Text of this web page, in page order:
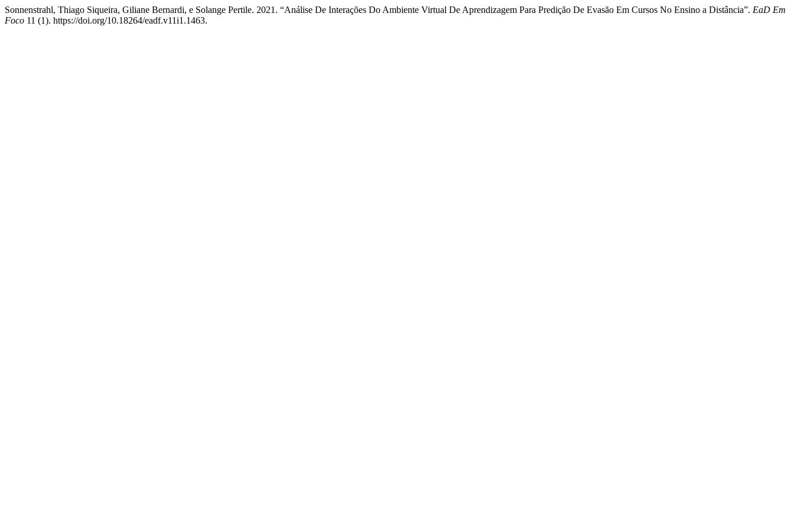
Sonnenstrahl, Thiago Siqueira, Giliane Bernardi, e Solange Pertile. 2021. “Análise De Interações Do Ambiente Virtual De Aprendizagem Para Predição De Evasão Em Cursos No Ensino a Distância”. EaD Em
Foco 11 (1). https://doi.org/10.18264/eadf.v11i1.1463.